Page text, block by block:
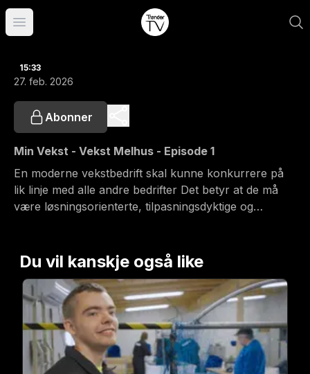
Åpne hovedmeny
15:33
27. feb. 2026
Abonner
Min Vekst - Vekst Melhus - Episode 1
En moderne vekstbedrift skal kunne konkurrere på
lik linje med alle andre bedrifter Det betyr at de må
være løsningsorienterte, tilpasningsdyktige og
Det er også en arena for mestring, personlig utvikling
og vekst. Seriens første stoppested er hos Vekst
Melhus.
Du vil kanskje også like